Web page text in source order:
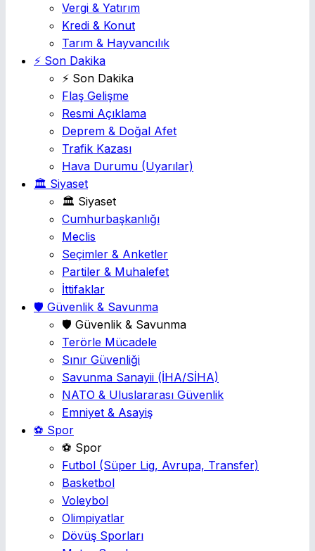
Vergi & Yatırım
Kredi & Konut
Tarım & Hayvancılık
⚡ Son Dakika
⚡ Son Dakika
Flaş Gelişme
Resmi Açıklama
Deprem & Doğal Afet
Trafik Kazası
Hava Durumu (Uyarılar)
🏛️ Siyaset
🏛️ Siyaset
Cumhurbaşkanlığı
Meclis
Seçimler & Anketler
Partiler & Muhalefet
İttifaklar
🛡️ Güvenlik & Savunma
🛡️ Güvenlik & Savunma
Terörle Mücadele
Sınır Güvenliği
Savunma Sanayii (İHA/SİHA)
NATO & Uluslararası Güvenlik
Emniyet & Asayiş
⚽ Spor
⚽ Spor
Futbol (Süper Lig, Avrupa, Transfer)
Basketbol
Voleybol
Olimpiyatlar
Dövüş Sporları